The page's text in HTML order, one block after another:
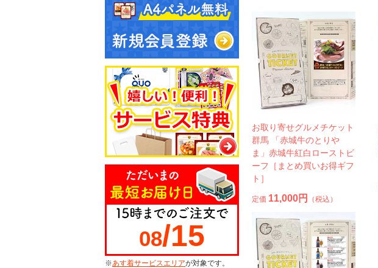
08/15
※あす着サービスエリアが対象です。
お取り寄せグルメチケット
群馬 「赤城牛のとりや
ま」赤城牛紅白ローストビ
ーフ［まとめ買いお得ギフ
ト］
定価 11,000円 （税込）